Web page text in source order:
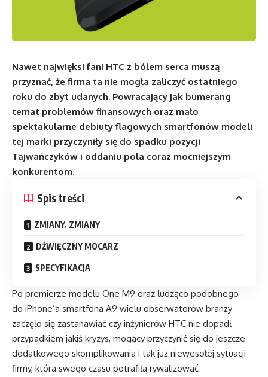
Nawet najwięksi fani HTC z bólem serca muszą
przyznać, że firma ta nie mogła zaliczyć ostatniego
roku do zbyt udanych. Powracający jak bumerang
temat problemów finansowych oraz mało
spektakularne debiuty flagowych smartfonów modeli
tej marki przyczyniły się do spadku pozycji
Tajwańczyków i oddaniu pola coraz mocniejszym
konkurentom.
Spis treści
ZMIANY, ZMIANY
DŹWIĘCZNY MOCARZ
SPECYFIKACJA
Po premierze modelu One M9 oraz łudząco podobnego
do iPhone’a smartfona A9 wielu obserwatorów branży
zaczęło się zastanawiać czy inżynierów HTC nie dopadł
przypadkiem jakiś kryzys, mogący przyczynić się do jeszcze
dodatkowego skomplikowania i tak już niewesołej sytuacji
firmy, która swego czasu potrafiła rywalizować